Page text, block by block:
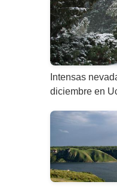
Intensas
diciembre en